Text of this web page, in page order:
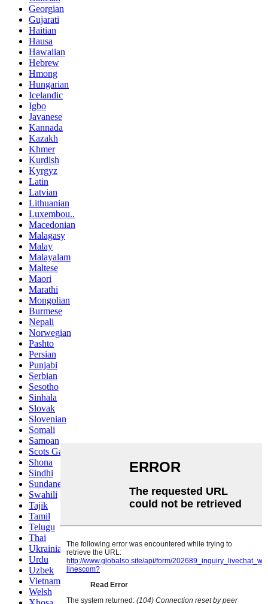
Georgian
Gujarati
Haitian
Hausa
Hawaiian
Hebrew
Hmong
Hungarian
Icelandic
Igbo
Javanese
Kannada
Kazakh
Khmer
Kurdish
Kyrgyz
Latin
Latvian
Lithuanian
Luxembou..
Macedonian
Malagasy
Malay
Malayalam
Maltese
Maori
Marathi
Mongolian
Burmese
Nepali
Norwegian
Pashto
Persian
Punjabi
Serbian
Sesotho
Sinhala
Slovak
Slovenian
Somali
Samoan
Scots Gaelic
Shona
Sindhi
Sundanese
Swahili
Tajik
Tamil
Telugu
Thai
Ukrainian
Urdu
Uzbek
Vietnamese
Welsh